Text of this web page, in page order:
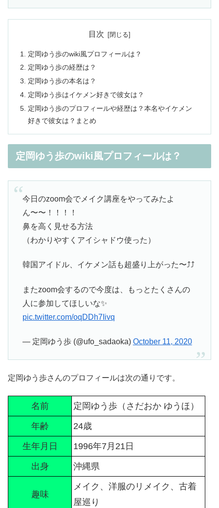
目次
定岡ゆう歩のwiki風プロフィールは？
定岡ゆう歩の経歴は？
定岡ゆう歩の本名は？
定岡ゆう歩はイケメン好きで彼女は？
定岡ゆう歩のプロフィールや経歴は？本名やイケメン
好きで彼女は？まとめ
定岡ゆう歩のwiki風プロフィールは？
今日のzoom会でメイク講座をやってみたよ
ん〜〜！！！！
鼻を高く見せる方法
（わかりやすくアイシャドウ使った）
韓国アイドル、イケメン話も超盛り上がった〜⤴︎⤴︎
またzoom会するので今度は、もっとたくさんの
人に参加してほしいな✨
pic.twitter.com/oqDDh7Iivq
— 定岡ゆう歩 (@ufo_sadaoka) October 11, 2020
定岡ゆう歩さんのプロフィールは次の通りです。
名前 定岡ゆう歩（さだおか ゆうほ）
年齢 24歳
生年月日 1996年7月21日
出身 沖縄県
趣味
メイク、洋服のリメイク、古着
屋巡り